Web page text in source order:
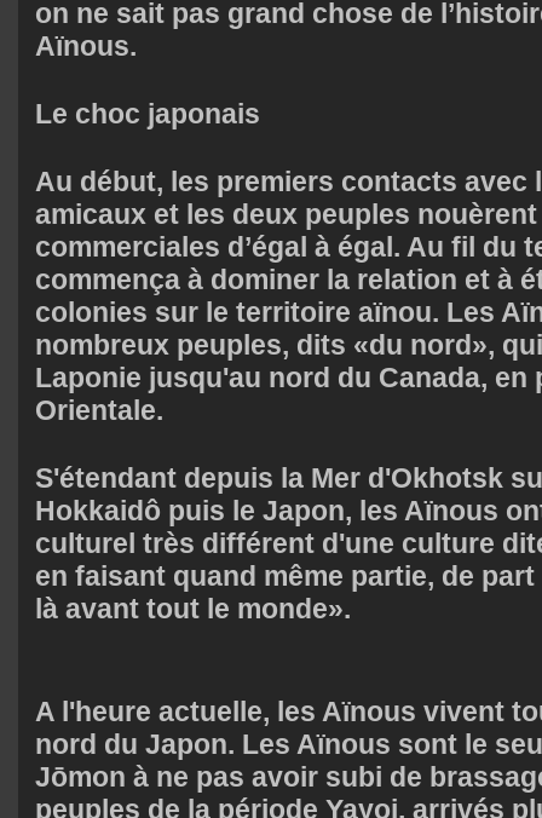
on ne sait pas grand chose de
Aïnous.
Le choc japonais
Au début, les premiers contacts avec
amicaux et les deux peuples
commerciales d’égal à égal. Au fil du
commença à dominer la relation et à
colonies sur le territoire aïnou. Les
nombreux peuples, dits «du nord»,
Laponie jusqu'au nord du Canada, en
Orientale.
S'étendant depuis la Mer d'Okhotsk
Hokkaidô puis le Japon, les Aïnous
culturel très différent d'une culture
en faisant quand même partie, de
là avant tout le monde».
A l'heure actuelle, les Aïnous vivent
nord du Japon. Les Aïnous sont le
Jōmon à ne pas avoir subi de
peuples de la période Yayoi, arrivés